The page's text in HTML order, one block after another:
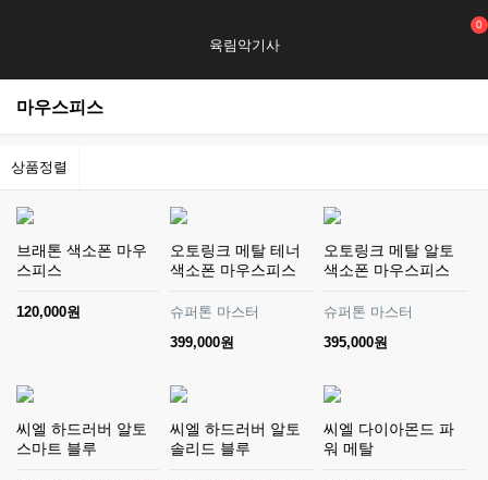
육림악기사
0
마우스피스
상품정렬
브래톤 색소폰 마우
스피스
120,000원
오토링크 메탈 테너
색소폰 마우스피스
슈퍼톤 마스터
399,000원
오토링크 메탈 알토
색소폰 마우스피스
슈퍼톤 마스터
395,000원
씨엘 하드러버 알토
스마트 블루
씨엘 하드러버 알토
솔리드 블루
씨엘 다이아몬드 파
워 메탈